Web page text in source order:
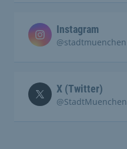
Instagram
@stadtmuenchen
X (Twitter)
@StadtMuenchen